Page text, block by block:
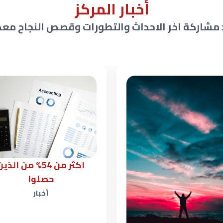
أخبار المركز
مشاركة اخر الاحداث والتطورات وقصص النجاح
اكثر من 54% من
حصلوا
أخبار